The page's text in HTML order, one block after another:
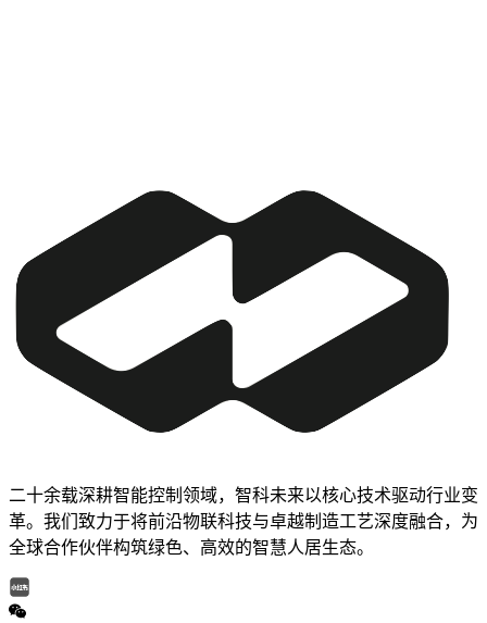
二十余载深耕智能控制领域，智科未来以核心技术驱动行业变
革。我们致力于将前沿物联科技与卓越制造工艺深度融合，为
全球合作伙伴构筑绿色、高效的智慧人居生态。